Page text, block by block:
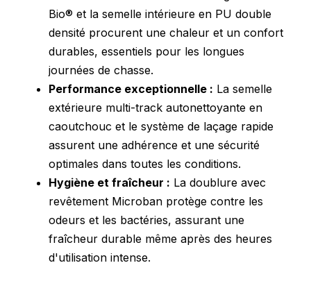
Bio® et la semelle intérieure en PU double
densité procurent une chaleur et un confort
durables, essentiels pour les longues
journées de chasse.
Performance exceptionnelle : La semelle
extérieure multi-track autonettoyante en
caoutchouc et le système de laçage rapide
assurent une adhérence et une sécurité
optimales dans toutes les conditions.
Hygiène et fraîcheur : La doublure avec
revêtement Microban protège contre les
odeurs et les bactéries, assurant une
fraîcheur durable même après des heures
d'utilisation intense.